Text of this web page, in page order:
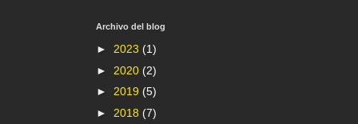
Archivo del blog
► 2023 (1)
► 2020 (2)
► 2019 (5)
► 2018 (7)